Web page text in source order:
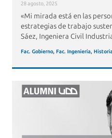
28 agosto, 2025
«Mi mirada está en las
estrategias de trabajo
Sáez, Ingeniera Civil
Fac. Gobierno, Fac. Ingeniería,